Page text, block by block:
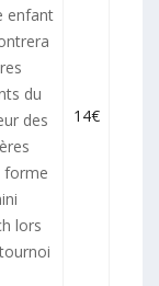
enfant
du
des
forme
lors
tournoi
14€